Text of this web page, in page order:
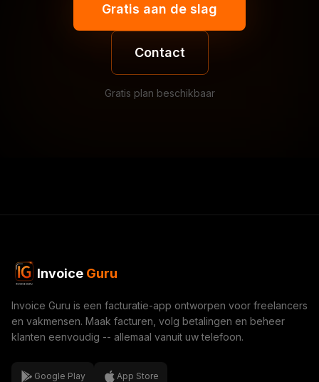
Gratis aan de slag
Contact
Gratis plan beschikbaar
Invoice Guru
Invoice Guru is een facturatie-app ontworpen voor freelancers
en vakmensen. Maak facturen, volg betalingen en beheer
klanten eenvoudig -- allemaal vanuit uw telefoon.
Google Play App Store